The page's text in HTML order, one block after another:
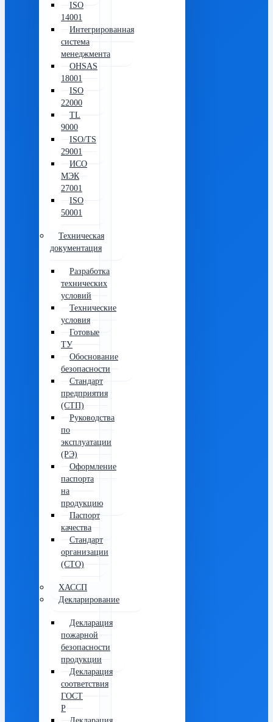
ISO
14001
Интегрированная
система
менеджмента
OHSAS
18001
ISO
22000
TL
9000
ISO/TS
29001
ИСО
МЭК
27001
ISO
50001
Техническая
документация
Разработка
технических
условий
Технические
условия
Готовые
ТУ
Обоснование
безопасности
Стандарт
предприятия
(СТП)
Руководства
по
эксплуатации
(РЭ)
Оформление
паспорта
на
продукцию
Паспорт
качества
Стандарт
организации
(СТО)
ХАССП
Декларирование
Декларация
пожарной
безопасности
продукции
Декларация
соответствия
ГОСТ
Р